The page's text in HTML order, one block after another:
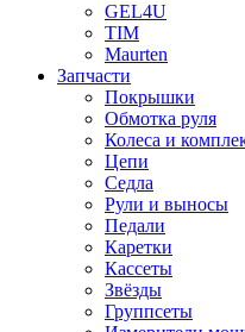
GEL4U
TIM
Maurten
Запчасти
Покрышки
Обмотка руля
Колеса и
Цепи
Седла
Рули и выносы
Педали
Каретки
Кассеты
Звёзды
Группсеты